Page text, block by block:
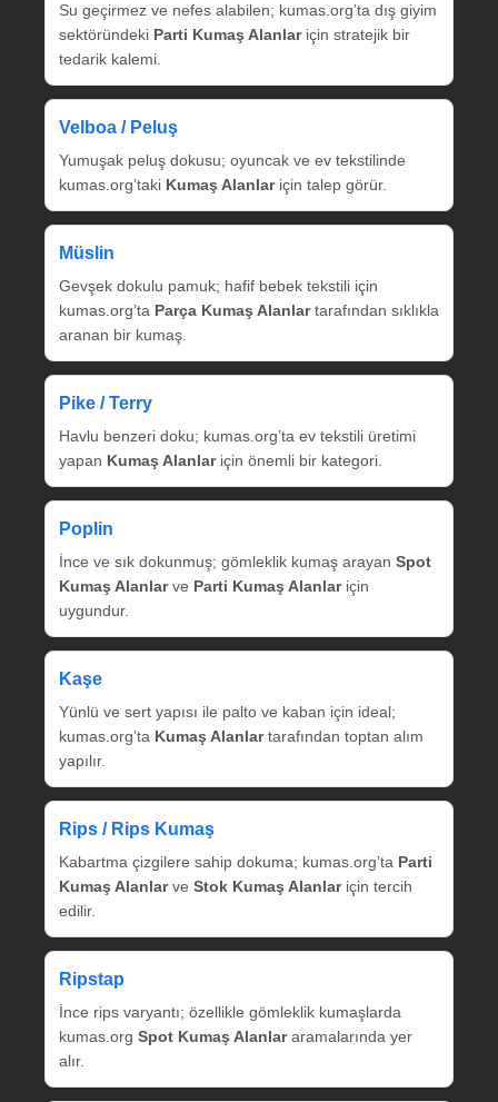
Su geçirmez ve nefes alabilen; kumas.org’ta dış giyim
sektöründeki Parti Kumaş Alanlariçin stratejik bir
tedarik kalemi.
Velboa / Peluş
Yumuşak peluş dokusu; oyuncak ve ev tekstilinde
kumas.org’taki Kumaş Alanlariçin talep görür.
Müslin
Gevşek dokulu pamuk; hafif bebek tekstili için
kumas.org’ta Parça Kumaş Alanlartarafından sıklıkla
aranan bir kumaş.
Pike / Terry
Havlu benzeri doku; kumas.org’ta ev tekstili üretimi
yapan Kumaş Alanlariçin önemli bir kategori.
Poplin
İnce ve sık dokunmuş; gömleklik kumaş arayan Spot
Kumaş Alanlarve Parti Kumaş Alanlariçin
uygundur.
Kaşe
Yünlü ve sert yapısı ile palto ve kaban için ideal;
kumas.org’ta Kumaş Alanlartarafından toptan alım
yapılır.
Rips / Rips Kumaş
Kabartma çizgilere sahip dokuma; kumas.org’ta Parti
Kumaş Alanlarve Stok Kumaş Alanlariçin tercih
edilir.
Ripstap
İnce rips varyantı; özellikle gömleklik kumaşlarda
kumas.org Spot Kumaş Alanlararamalarında yer
alır.